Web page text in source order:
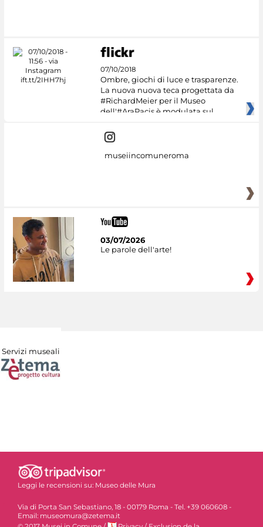
07/10/2018
Ombre, giochi di luce e trasparenze.
La nuova nuova teca progettata da
#RichardMeier per il Museo
dell'#AraPacis è modulata sul
museiincomuneroma
03/07/2026
Le parole dell'arte!
Servizi museali
Leggi le recensioni su: Museo delle Mura
Via di Porta San Sebastiano, 18 - 00179 Roma - Tel. +39 060608 -
Email: museomura@zetema.it